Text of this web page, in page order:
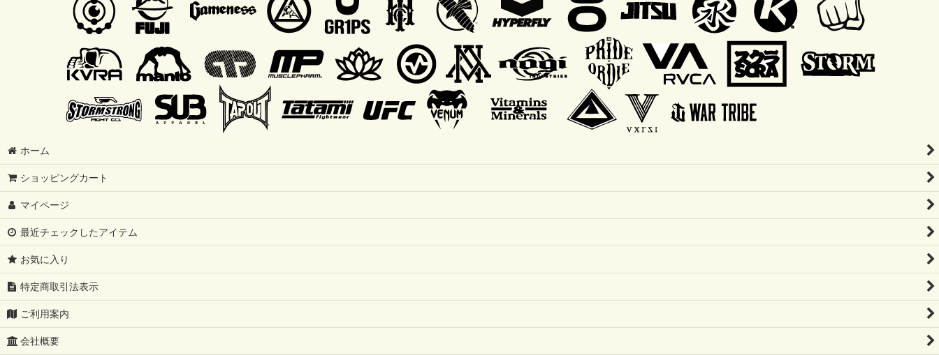
ホーム
ショッピングカート
マイページ
最近チェックしたアイテム
お気に入り
特定商取引法表示
ご利用案内
会社概要